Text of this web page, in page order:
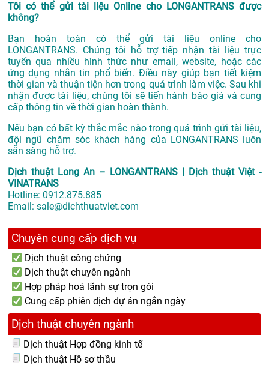
Tôi có thể gửi tài liệu Online cho LONGANTRANS được
không?
Bạn hoàn toàn có thể gửi tài liệu online cho
LONGANTRANS. Chúng tôi hỗ trợ tiếp nhận tài liệu trực
tuyến qua nhiều hình thức như email, website, hoặc các
ứng dụng nhắn tin phổ biến. Điều này giúp bạn tiết kiệm
thời gian và thuận tiện hơn trong quá trình làm việc. Sau khi
nhận được tài liệu, chúng tôi sẽ tiến hành báo giá và cung
cấp thông tin về thời gian hoàn thành.
Nếu bạn có bất kỳ thắc mắc nào trong quá trình gửi tài liệu,
đội ngũ chăm sóc khách hàng của LONGANTRANS luôn
sẵn sàng hỗ trợ.
Dịch thuật Long An – LONGANTRANS | Dịch thuật Việt -
VINATRANS
Hotline: 0912.875.885
Email: sale@dichthuatviet.com
Chuyên cung cấp dịch vụ
Dịch thuật công chứng
Dịch thuật chuyên ngành
Hợp pháp hoá lãnh sự trọn gói
Cung cấp phiên dịch dự án ngắn ngày
Dịch thuật chuyên ngành
Dịch thuật Hợp đồng kinh tế
Dịch thuật Hồ sơ thầu